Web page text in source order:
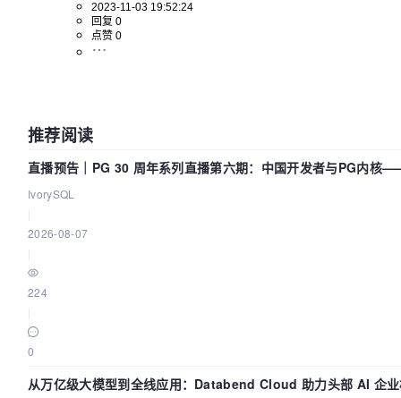
2023-11-03 19:52:24
回复 0
点赞 0
推荐阅读
直播预告｜PG 30 周年系列直播第六期：中国开发者与PG内核
动吗？我们贡献了什么？
IvorySQL
2026-08-07
224
0
从万亿级大模型到全线应用：Databend Cloud 助力头部 AI 企